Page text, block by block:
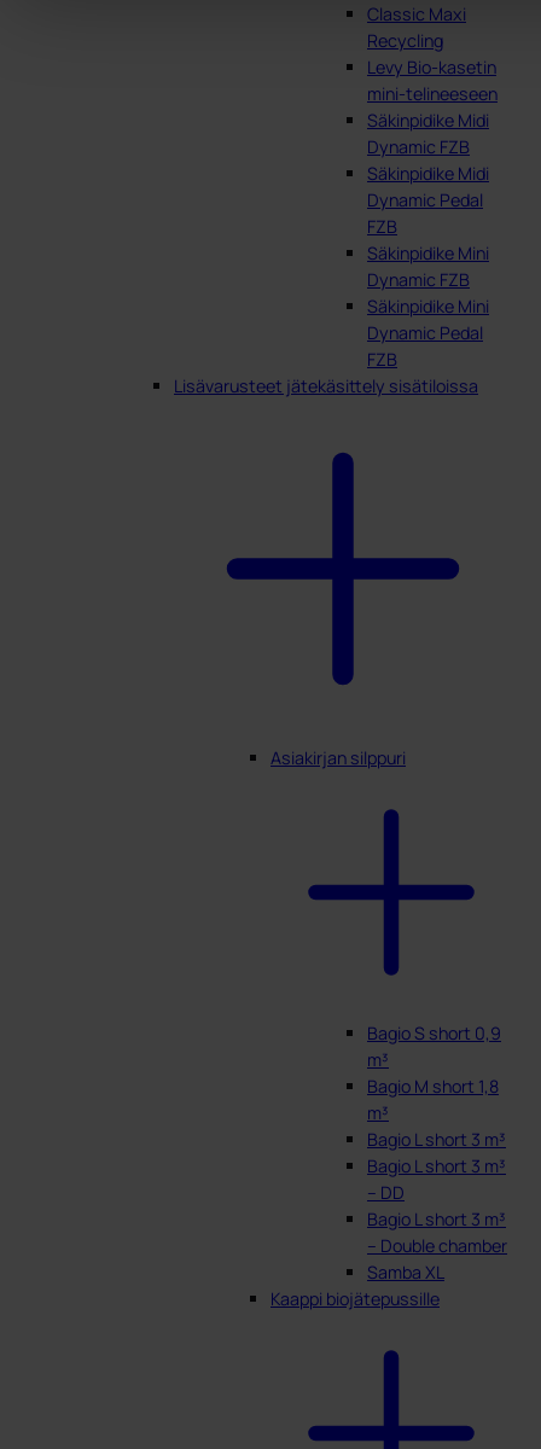
Classic Maxi
Recycling
Levy Bio-kasetin
mini-telineeseen
Säkinpidike Midi
Dynamic FZB
Säkinpidike Midi
Dynamic Pedal
FZB
Säkinpidike Mini
Dynamic FZB
Säkinpidike Mini
Dynamic Pedal
FZB
Lisävarusteet jätekäsittely sisätiloissa
Asiakirjan silppuri
Bagio S short 0,9
m³
Bagio M short 1,8
m³
Bagio L short 3 m³
Bagio L short 3 m³
– DD
Bagio L short 3 m³
– Double chamber
Samba XL
Kaappi biojätepussille